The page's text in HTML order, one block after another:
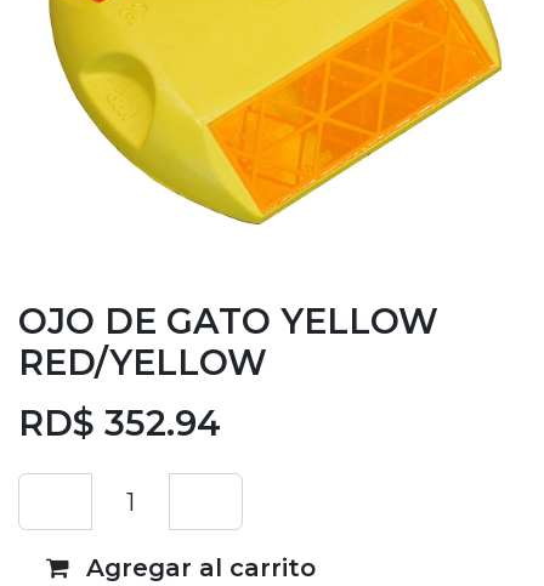
OJO DE GATO YELLOW
RED/YELLOW
RD$ 352.94
Agregar al carrito